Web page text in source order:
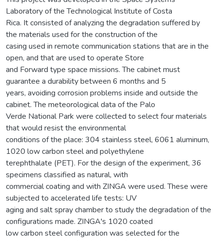
Laboratory of the Technological Institute of Costa
Rica. It consisted of analyzing the degradation suffered by
the materials used for the construction of the
casing used in remote communication stations that are in the
open, and that are used to operate Store
and Forward type space missions. The cabinet must
guarantee a durability between 6 months and 5
years, avoiding corrosion problems inside and outside the
cabinet. The meteorological data of the Palo
Verde National Park were collected to select four materials
that would resist the environmental
conditions of the place: 304 stainless steel, 6061 aluminum,
1020 low carbon steel and polyethylene
terephthalate (PET). For the design of the experiment, 36
specimens classified as natural, with
commercial coating and with ZINGA were used. These were
subjected to accelerated life tests: UV
aging and salt spray chamber to study the degradation of the
configurations made. ZINGA's 1020 coated
low carbon steel configuration was selected for the